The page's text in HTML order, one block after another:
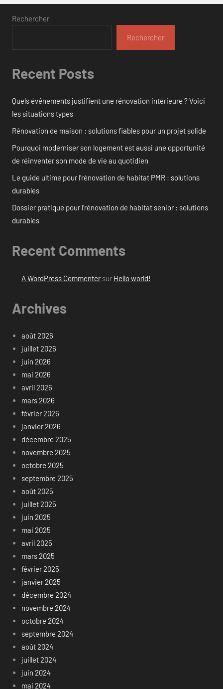
Rechercher
Rechercher
Recent Posts
Quels événements justifient une rénovation intérieure ? Voici
les situations types
Rénovation de maison : solutions fiables pour un projet solide
Pourquoi moderniser son logement est aussi une opportunité
de réinventer son mode de vie au quotidien
Le guide ultime pour l’rénovation de habitat PMR : solutions
durables
Dossier pratique pour l’rénovation de habitat senior : solutions
durables
Recent Comments
A WordPress Commentersur Hello world!
Archives
août 2026
juillet 2026
juin 2026
mai 2026
avril 2026
mars 2026
février 2026
janvier 2026
décembre 2025
novembre 2025
octobre 2025
septembre 2025
août 2025
juillet 2025
juin 2025
mai 2025
avril 2025
mars 2025
février 2025
janvier 2025
décembre 2024
novembre 2024
octobre 2024
septembre 2024
août 2024
juillet 2024
juin 2024
mai 2024